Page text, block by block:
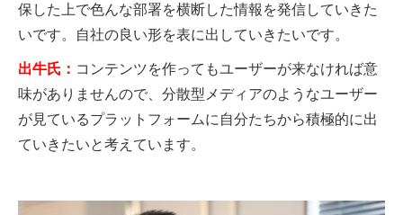
保した上で色んな部署を横断した情報を発信していきた
いです。自社の良い形を表に出していきたいです。
出牛氏： コンテンツを作ってもユーザーが来なければ意
味がありませんので、分散型メディアのようなユーザー
が見ているプラットフォームに自分たちから積極的に出
ていきたいと考えています。